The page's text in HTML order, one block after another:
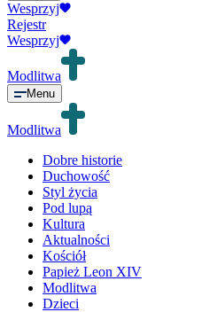
Wesprzyj
Rejestr
Wesprzyj
Modlitwa
Menu
Modlitwa
Dobre historie
Duchowość
Styl życia
Pod lupą
Kultura
Aktualności
Kościół
Papież Leon XIV
Modlitwa
Dzieci